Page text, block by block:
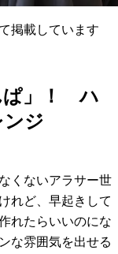
掲載しています
ぱ」！ ハ
ンジ
くないアラサー世
れど、早起きして
れたらいいのにな
な雰囲気を出せる